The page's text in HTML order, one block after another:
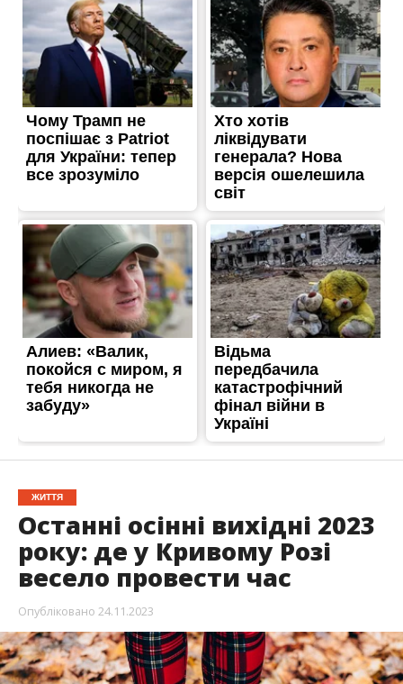
ЖИТТЯ
Останні осінні вихідні 2023
року: де у Кривому Розі
весело провести час
Опубліковано 24.11.2023